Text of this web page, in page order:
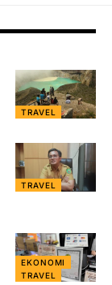
TRAVEL
TRAVEL
EKONOMI
TRAVEL